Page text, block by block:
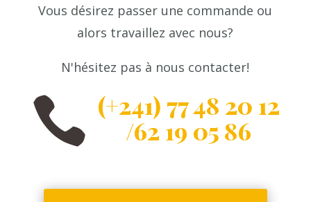
Vous désirez passer une commande ou
alors travaillez avec nous?
N'hésitez pas à nous contacter!
 (+241) 77 48 20 12
/62 19 05 86